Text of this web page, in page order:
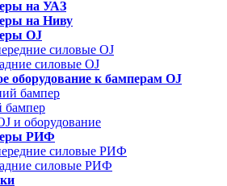
на УАЗ
на Ниву
OJ
силовые OJ
силовые OJ
оборудование к бамперам OJ
бампер
бампер
и оборудование
РИФ
силовые РИФ
силовые РИФ